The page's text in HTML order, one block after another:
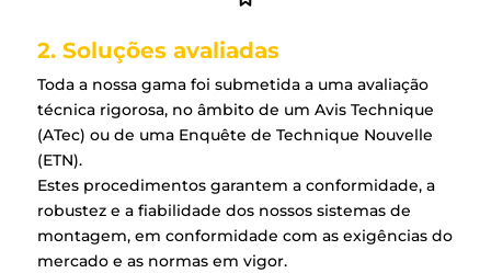
2. Soluções avaliadas
Toda a nossa gama foi submetida a uma avaliação
técnica rigorosa, no âmbito de um Avis Technique
(ATec) ou de uma Enquête de Technique Nouvelle
(ETN).
Estes procedimentos garantem a conformidade, a
robustez e a fiabilidade dos nossos sistemas de
montagem, em conformidade com as exigências do
mercado e as normas em vigor.